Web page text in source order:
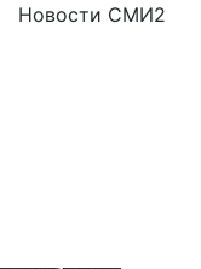
Новости СМИ2